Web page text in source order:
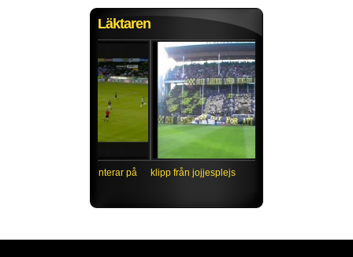
Läktaren
Niklas Holmgren kommenterar på